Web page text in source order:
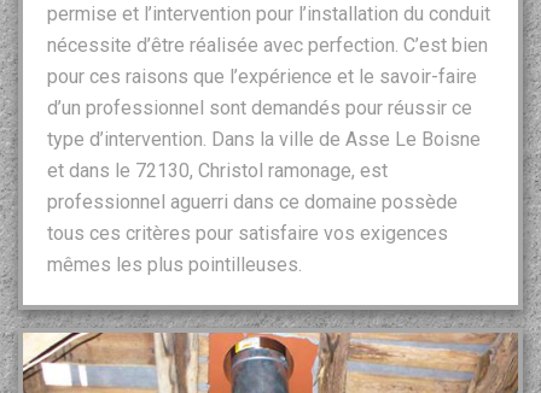
permise et l’intervention pour l’installation du conduit
nécessite d’être réalisée avec perfection. C’est bien
pour ces raisons que l’expérience et le savoir-faire
d’un professionnel sont demandés pour réussir ce
type d’intervention. Dans la ville de Asse Le Boisne
et dans le 72130, Christol ramonage, est
professionnel aguerri dans ce domaine possède
tous ces critères pour satisfaire vos exigences
mêmes les plus pointilleuses.